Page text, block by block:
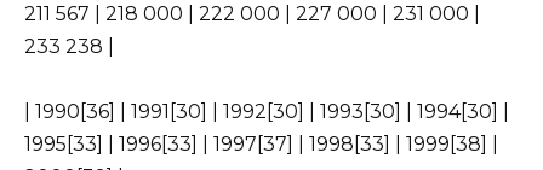
211 567 | 218 000 | 222 000 | 227 000 | 231 000 |
233 238 |
| 1990[36] | 1991[30] | 1992[30] | 1993[30] | 1994[30] |
1995[33] | 1996[33] | 1997[37] | 1998[33] | 1999[38] |